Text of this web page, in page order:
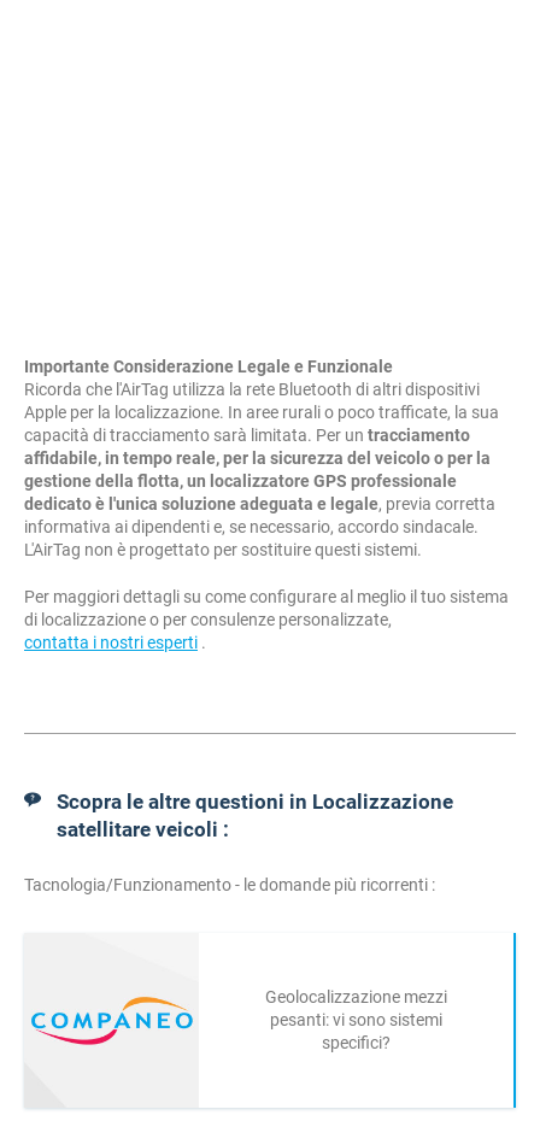
Importante Considerazione Legale e Funzionale
Ricorda che l'AirTag utilizza la rete Bluetooth di altri dispositivi
Apple per la localizzazione. In aree rurali o poco trafficate, la sua
capacità di tracciamento sarà limitata. Per un tracciamento
affidabile, in tempo reale, per la sicurezza del veicolo o per la
gestione della flotta, un localizzatore GPS professionale
dedicato è l'unica soluzione adeguata e legale, previa corretta
informativa ai dipendenti e, se necessario, accordo sindacale.
L'AirTag non è progettato per sostituire questi sistemi.
Per maggiori dettagli su come configurare al meglio il tuo sistema
di localizzazione o per consulenze personalizzate,
contatta i nostri esperti .
Scopra le altre questioni in Localizzazione
satellitare veicoli :
Tacnologia/Funzionamento - le domande più ricorrenti :
Geolocalizzazione mezzi
pesanti: vi sono sistemi
specifici?